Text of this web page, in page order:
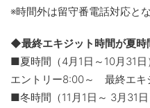
※時間外は留守番電話対応と
◆最終エキジット時間が夏時
■夏時間（4月1日～10月31日
エントリー8:00～ 最終エキ
■冬時間（11月1日～ 3月31日